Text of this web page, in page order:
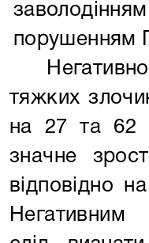
порушенням
тяжких
на 27 та 62
значне
відповідно